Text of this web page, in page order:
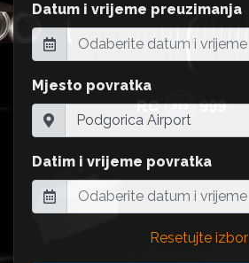
Datum i vrijeme preuzimanja
Mjesto povratka
Datim i vrijeme povratka
Resetujte izbor